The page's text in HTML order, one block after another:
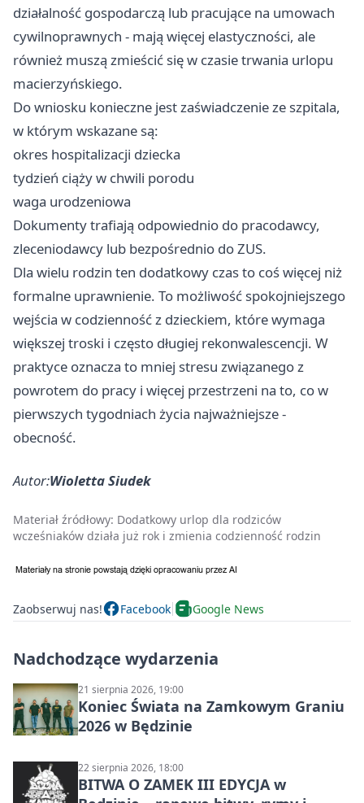
działalność gospodarczą lub pracujące na umowach
cywilnoprawnych - mają więcej elastyczności, ale
również muszą zmieścić się w czasie trwania urlopu
macierzyńskiego.
Do wniosku konieczne jest zaświadczenie ze szpitala,
w którym wskazane są:
okres hospitalizacji dziecka
tydzień ciąży w chwili porodu
waga urodzeniowa
Dokumenty trafiają odpowiednio do pracodawcy,
zleceniodawcy lub bezpośrednio do ZUS.
Dla wielu rodzin ten dodatkowy czas to coś więcej niż
formalne uprawnienie. To możliwość spokojniejszego
wejścia w codzienność z dzieckiem, które wymaga
większej troski i często długiej rekonwalescencji. W
praktyce oznacza to mniej stresu związanego z
powrotem do pracy i więcej przestrzeni na to, co w
pierwszych tygodniach życia najważniejsze -
obecność.
Autor:Wioletta Siudek
Materiał źródłowy: Dodatkowy urlop dla rodziców
wcześniaków działa już rok i zmienia codzienność rodzin
Zaobserwuj nas! Facebook Google News
Nadchodzące wydarzenia
21 sierpnia 2026, 19:00
Koniec Świata na Zamkowym Graniu
2026 w Będzinie
22 sierpnia 2026, 18:00
BITWA O ZAMEK III EDYCJA w